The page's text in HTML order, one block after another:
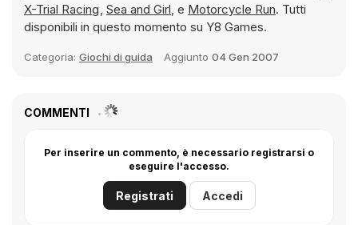
X-Trial Racing, Sea and Girl, e Motorcycle Run. Tutti
disponibili in questo momento su Y8 Games.
Categoria: Giochi di guida Aggiunto 04 Gen 2007
COMMENTI
Per inserire un commento, è necessario registrarsi o
eseguire l'accesso.
Registrati Accedi